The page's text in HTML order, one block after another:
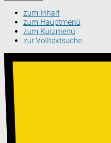
zum Inhalt
zum Hauptmenü
zum Kurzmenü
zur Volltextsuche